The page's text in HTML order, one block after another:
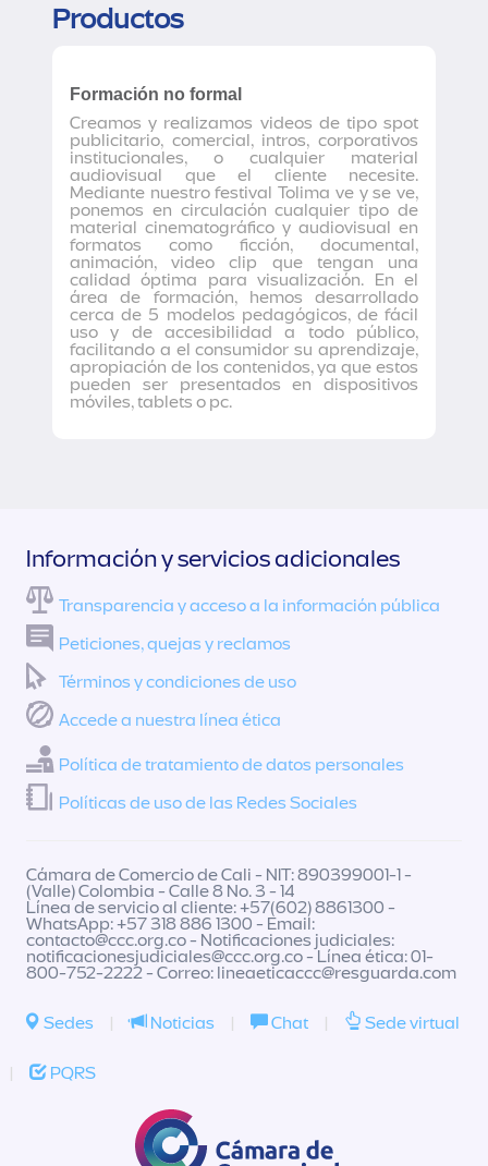
Productos
Formación no formal
Creamos y realizamos videos de tipo spot
publicitario, comercial, intros, corporativos
institucionales, o cualquier material
audiovisual que el cliente necesite.
Mediante nuestro festival Tolima ve y se ve,
ponemos en circulación cualquier tipo de
material cinematográfico y audiovisual en
formatos como ficción, documental,
animación, video clip que tengan una
calidad óptima para visualización. En el
área de formación, hemos desarrollado
cerca de 5 modelos pedagógicos, de fácil
uso y de accesibilidad a todo público,
facilitando a el consumidor su aprendizaje,
apropiación de los contenidos, ya que estos
pueden ser presentados en dispositivos
móviles, tablets o pc.
Información y servicios adicionales
Transparencia y acceso a la información pública
Peticiones, quejas y reclamos
Términos y condiciones de uso
Accede a nuestra línea ética
Política de tratamiento de datos personales
Políticas de uso de las Redes Sociales
Cámara de Comercio de Cali - NIT: 890399001-1 -
(Valle) Colombia - Calle 8 No. 3 - 14
Línea de servicio al cliente: +57(602) 8861300 -
WhatsApp: +57 318 886 1300 - Email:
contacto@ccc.org.co- Notificaciones judiciales:
notificacionesjudiciales@ccc.org.co- Línea ética: 01-
800-752-2222 - Correo: lineaeticaccc@resguarda.com
Sedes | Noticias | Chat | Sede virtual
| PQRS